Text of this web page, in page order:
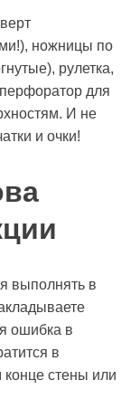
ножницы по
рулетка,
для
И не
и очки!
выполнять в
ошибка в
в
стены или